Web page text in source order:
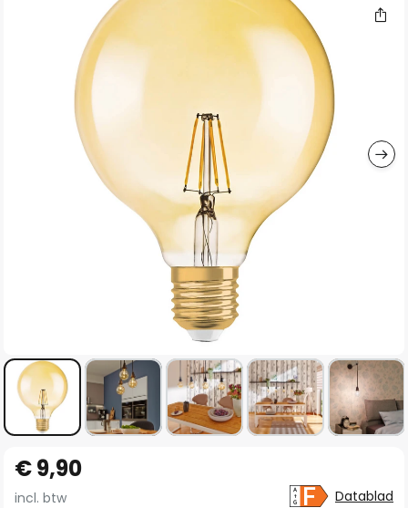
naar
het
€ 9,90
incl. btw Datablad